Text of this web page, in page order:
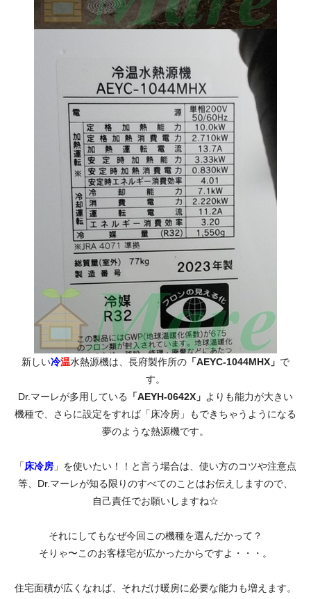
新しい冷温水熱源機は、長府製作所の 「AEYC-1044MHX」 で
す。
Dr.マーレが多用している
「AEYH-0642X」 よりも能力が大きい
機種で、さらに設定をすれば「床冷房」もできちゃうようになる
夢のような熱源機です。
「床冷房 」を使いたい！！と言う場合は、使い方のコツや注意点
等、Dr.マーレが知る限りのすべてのことはお伝えしますので、
自己責任でお願いしますね☆
それにしてもなぜ今回この機種を選んだかって？
そりゃ〜このお客様宅が広かったからですよ・・・。
住宅面積が広くなれば、それだけ暖房に必要な能力も増えます。